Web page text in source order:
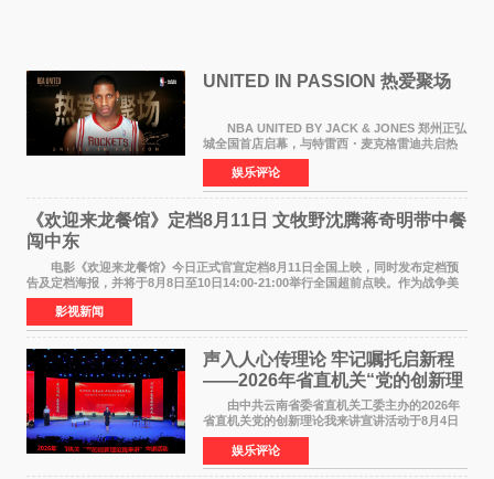
UNITED IN PASSION 热爱聚场
NBA UNITED BY JACK & JONES 郑州正弘
城全国首店启幕，与特雷西・麦克格雷迪共启热
爱 2026 年7 月21 日，
NBAUNITEDBYJACK&JONES 全国首店，于郑
州正弘城正式启幕。NBA 传奇球星
娱乐评论
《欢迎来龙餐馆》定档8月11日 文牧野沈腾蒋奇明带中餐
闯中东
电影《欢迎来龙餐馆》今日正式官宣定档8月11日全国上映，同时发布定档预
告及定档海报，并将于8月8日至10日14:00-21:00举行全国超前点映。作为战争美
食大片，影片讲述的是中国厨师徐福（沈腾
影视新闻
声入人心传理论 牢记嘱托启新程
——2026年省直机关“党的创新理
论我来讲”宣讲活动圆满落幕
由中共云南省委省直机关工委主办的2026年
省直机关党的创新理论我来讲宣讲活动于8月4日
至5日在昆明举办。活动以 "牢记嘱托 感恩奋进
开创云南发展新局面 "为主题，坚持以新时代中国
特色社会主义
娱乐评论